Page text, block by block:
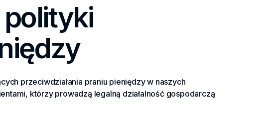
przeciwdziałania praniu pieniędzy w naszych
którzy prowadzą legalną działalność gospodarczą